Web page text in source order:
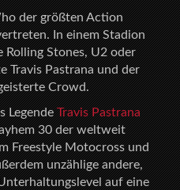
der größten Action
In einem Stadion
Rolling Stones, U2 oder
Travis Pastrana und der
Crowd.
LegendeTravis Pastrana
30 der weltweit
Freestyle Motocross und
unzählige andere,
auf eine